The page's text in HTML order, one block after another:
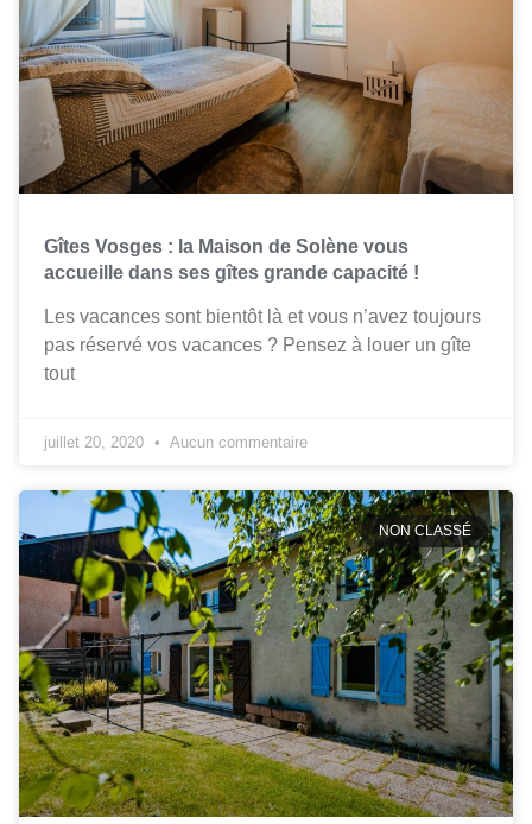
Gîtes Vosges : la Maison de Solène vous
accueille dans ses gîtes grande capacité !
Les vacances sont bientôt là et vous n’avez toujours
pas réservé vos vacances ? Pensez à louer un gîte
tout
juillet 20, 2020 Aucun commentaire
NON CLASSÉ